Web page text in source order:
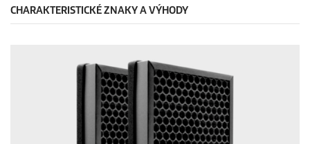
CHARAKTERISTICKÉ ZNAKY A VÝHODY